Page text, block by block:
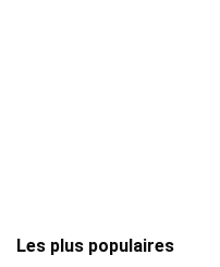
Les plus populaires